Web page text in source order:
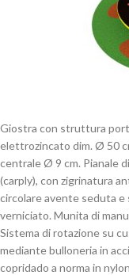
Giostra con struttura
elettrozincato dim. Ø 50
centrale Ø 9 cm. Pianale
(carply), con zigrinatura
circolare avente seduta e
verniciato. Munita di
Sistema di rotazione su
mediante bulloneria in
copridado a norma in